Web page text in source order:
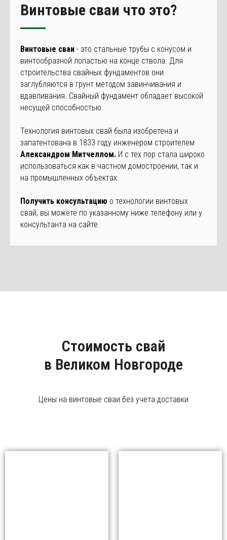
Винтовые сваи что это?
Винтовые сваи - это стальные трубы с конусом и
винтообразной лопастью на конце ствола. Для
строительства свайных фундаментов они
заглубляются в грунт методом завинчивания и
вдавливания. Свайный фундамент обладает высокой
несущей способностью.
Технология винтовых свай была изобретена и
запатентована в 1833 году инженером строителем
Александром Митчеллом. И с тех пор стала широко
использоваться как в частном домостроении, так и
на промышленных объектах.
Получить консультацию о технологии винтовых
свай, вы можете по указанному ниже телефону или у
консультанта на сайте.
Стоимость свай
в Великом Новгороде
Цены на винтовые сваи без учета доставки